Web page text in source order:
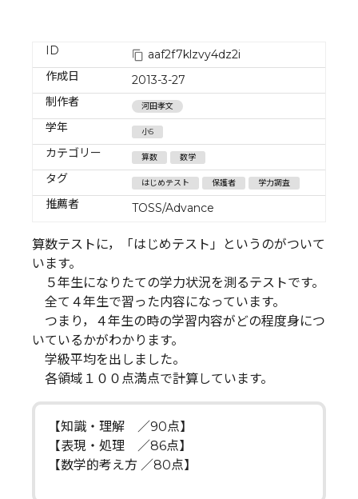
ID
aaf2f7klzvy4dz2i
作成日
2013-3-27
制作者
河田孝文
学年 小5
カテゴリー 算数 数学
タグ はじめテスト 保護者 学力調査
推薦者 TOSS/Advance
算数テストに，「はじめテスト」というのがついて
います。
５年生になりたての学力状況を測るテストです。
全て４年生で習った内容になっています。
つまり，４年生の時の学習内容がどの程度身につ
いているかがわかります。
学級平均を出しました。
各領域１００点満点で計算しています。
【知識・理解 ／90点】
【表現・処理 ／86点】
【数学的考え方 ／80点】